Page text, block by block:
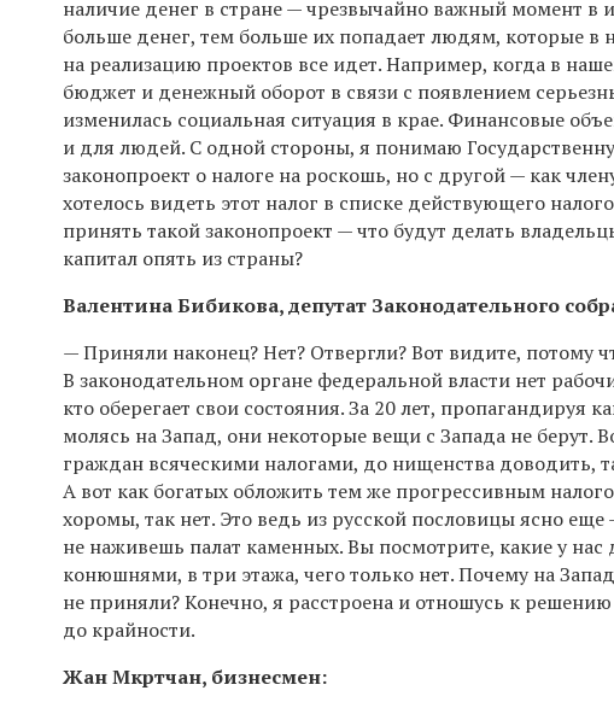
наличие денег в стране — чрезвычайно важный момент в
больше денег, тем больше их попадает людям, которые в
на реализацию проектов все идет. Например, когда в
бюджет и денежный оборот в связи с появлением
изменилась социальная ситуация в крае. Финансовые
и для людей. С одной стороны, я понимаю
законопроект о налоге на роскошь, но с другой — как
хотелось видеть этот налог в списке действующего
принять такой законопроект — что будут делать
капитал опять из страны?
Валентина Бибикова, депутат Законодательного
— Приняли наконец? Нет? Отвергли? Вот видите, потому
В законодательном органе федеральной власти нет
кто оберегает свои состояния. За 20 лет, пропагандируя
молясь на Запад, они некоторые вещи с Запада не берут.
граждан всяческими налогами, до нищенства доводить,
А вот как богатых обложить тем же прогрессивным
хоромы, так нет. Это ведь из русской пословицы ясно
не наживешь палат каменных. Вы посмотрите, какие у
конюшнями, в три этажа, чего только нет. Почему на
не приняли? Конечно, я расстроена и отношусь к
до крайности.
Жан Мкртчан, бизнесмен: